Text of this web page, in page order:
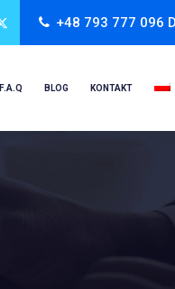
+48 793 777 096
F.A.Q BLOG KONTAKT